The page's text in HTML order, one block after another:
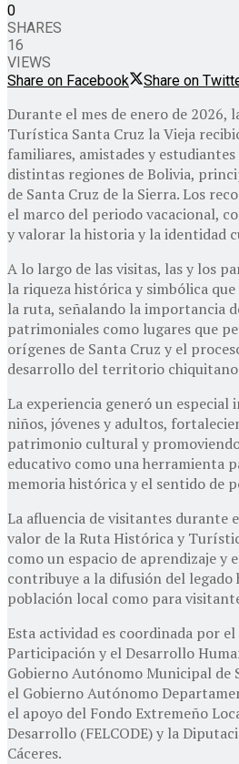
0
SHARES
16
VIEWS
Share on Facebook
Share on
Durante el mes de enero de 2026,
Turística Santa Cruz la Vieja
familiares, amistades y
distintas regiones de Bolivia,
de Santa Cruz de la Sierra. Los
el marco del periodo vacacional,
y valorar la historia y la identidad
A lo largo de las visitas, las y los
la riqueza histórica y simbólica
la ruta, señalando la importancia
patrimoniales como lugares que
orígenes de Santa Cruz y el
desarrollo del territorio
La experiencia generó un especial
niños, jóvenes y adultos,
patrimonio cultural y
educativo como una herramienta
memoria histórica y el sentido de
La afluencia de visitantes durante
valor de la Ruta Histórica y
como un espacio de aprendizaje y
contribuye a la difusión del
población local como para
Esta actividad es coordinada por el
Participación y el Desarrollo
Gobierno Autónomo Municipal de
el Gobierno Autónomo
el apoyo del Fondo Extremeño
Desarrollo (FELCODE) y la
Cáceres.